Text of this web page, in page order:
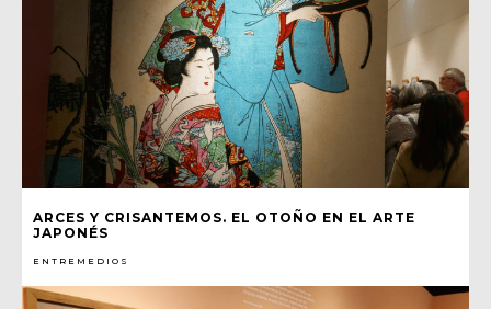
ARCES Y CRISANTEMOS. EL OTOÑO EN EL ARTE
JAPONÉS
ENTREMEDIOS